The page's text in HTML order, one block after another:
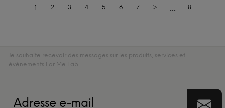
1 2 3 4 5 6 7 > ... 8
Je souhaite recevoir des messages sur les produits, services et
événements For Me Lab.